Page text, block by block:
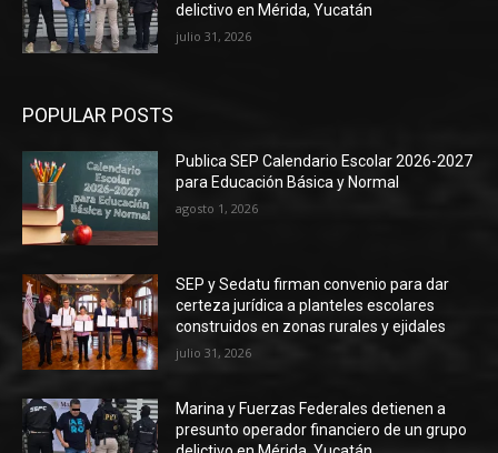
delictivo en Mérida, Yucatán
julio 31, 2026
POPULAR POSTS
Publica SEP Calendario Escolar 2026-2027
para Educación Básica y Normal
agosto 1, 2026
SEP y Sedatu firman convenio para dar
certeza jurídica a planteles escolares
construidos en zonas rurales y ejidales
julio 31, 2026
Marina y Fuerzas Federales detienen a
presunto operador financiero de un grupo